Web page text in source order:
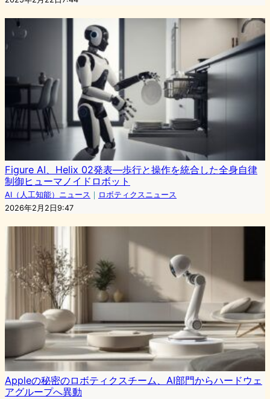
Figure AI、Helix 02発表—歩行と操作を統合した全身自律
制御ヒューマノイドロボット
AI（人工知能）ニュース ｜ ロボティクスニュース
2026年2月2日9:47
Appleの秘密のロボティクスチーム、AI部門からハードウェ
アグループへ異動